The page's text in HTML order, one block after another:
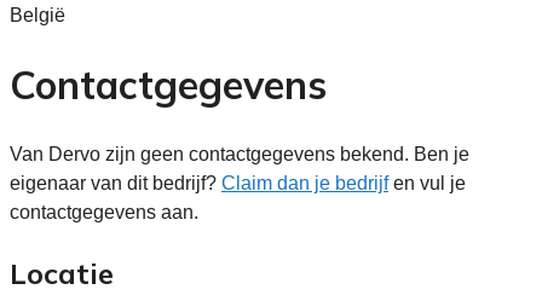
België
Contactgegevens
Van Dervo zijn geen contactgegevens bekend. Ben je
eigenaar van dit bedrijf? Claim dan je bedrijfen vul je
contactgegevens aan.
Locatie